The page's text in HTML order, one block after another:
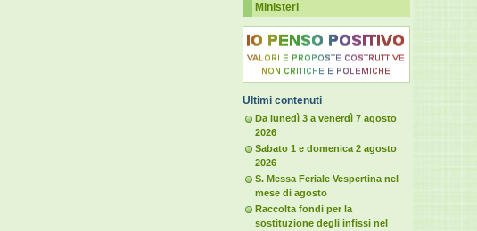
Ministeri
Ultimi contenuti
Da lunedì 3 a venerdì 7 agosto
2026
Sabato 1 e domenica 2 agosto
2026
S. Messa Feriale Vespertina nel
mese di agosto
Raccolta fondi per la
sostituzione degli infissi nel